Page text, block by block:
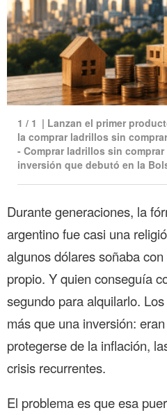
1 / 1 | Lanzan el primer
la comprar ladrillos sin
- Comprar ladrillos sin
inversión que debutó en la
Durante generaciones, la
argentino fue casi una
algunos dólares soñaba
propio. Y quien conseguía
segundo para alquilarlo.
más que una inversión:
protegerse de la inflación,
crisis recurrentes.
El problema es que esa